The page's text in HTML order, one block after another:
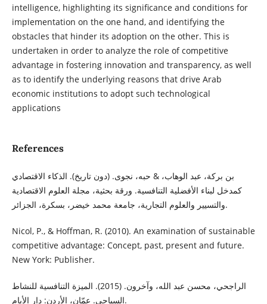
intelligence, highlighting its significance and conditions for
implementation on the one hand, and identifying the
obstacles that hinder its adoption on the other. This is
undertaken in order to analyze the role of competitive
advantage in fostering innovation and transparency, as well
as to identify the underlying reasons that drive Arab
economic institutions to adopt such technological
applications
References
بن بركة، عبد الوهاب، & حبه، نجوى. (دون تاريخ). الذكاء الاقتصادي
كمدخل لبناء الأفضلية التنافسية. ورقة بحثية، مجلة العلوم الاقتصادية
والتسيير والعلوم التجارية، جامعة محمد خيضر، بسكرة، الجزائر.
Nicol, P., & Hoffman, R. (2010). An examination of sustainable
competitive advantage: Concept, past, present and future.
New York: Publisher.
الراجحي، محسن عبد الله، وآخرون. (2015). الميزة التنافسية للنشاط
السياحي. عمّان، الأردن: دار الأيام.